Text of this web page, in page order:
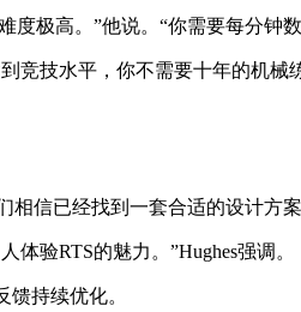
度极高。”他说。“你需要每分钟
竞技水平，你不需要十年的机
相信已经找到一套合适的设计方案
验RTS的魅力。”Hughes强调。
持续优化。